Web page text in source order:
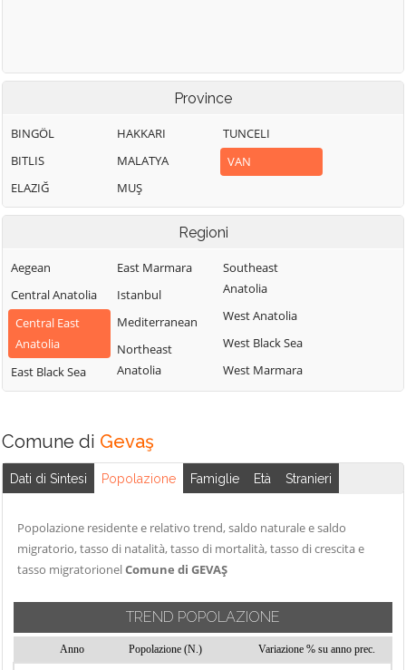
Province
BINGÖL
BITLIS
ELAZIĞ
HAKKARI
MALATYA
MUŞ
TUNCELI
VAN
Regioni
Aegean
Central Anatolia
Central East
Anatolia
East Black Sea
East Marmara
Istanbul
Mediterranean
Northeast
Anatolia
Southeast
Anatolia
West Anatolia
West Black Sea
West Marmara
Comune di Gevaş
Dati di Sintesi Popolazione Famiglie Età Stranieri
Popolazione residente e relativo trend, saldo naturale e saldo
migratorio, tasso di natalità, tasso di mortalità, tasso di crescita e
tasso migratorionelComune di GEVAŞ
TREND POPOLAZIONE
Anno Popolazione (N.) Variazione % su anno prec.